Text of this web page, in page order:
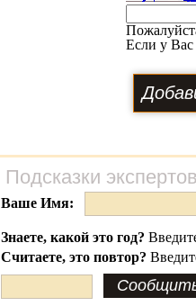
Если у Вас
Подсказки экспертов
Ваше Имя:
Знаете, какой это год?
Считаете, это повтор?